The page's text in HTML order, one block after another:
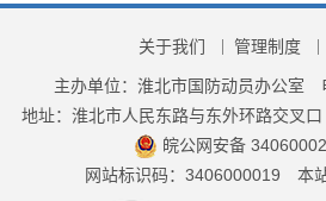
关于我们 管理制度
主办单位：淮北市国防动员办公室
地址：淮北市人民东路与东外环路交叉口
皖公网安备
网站标识码：3406000019
本